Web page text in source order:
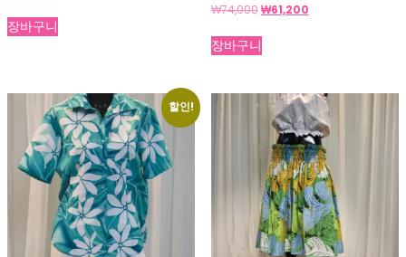
장바구니
₩74,000원
가
격:
₩61,200현
장바구니
할인!